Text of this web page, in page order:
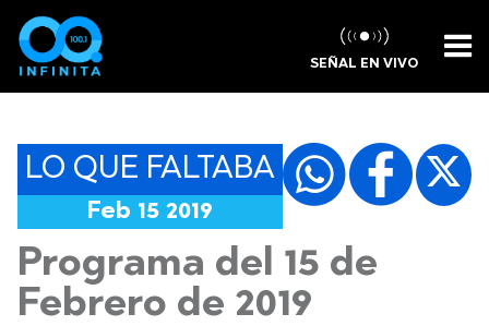
SEÑAL EN VIVO
LO QUE FALTABA
Feb 15 2019
Programa del 15 de
Febrero de 2019